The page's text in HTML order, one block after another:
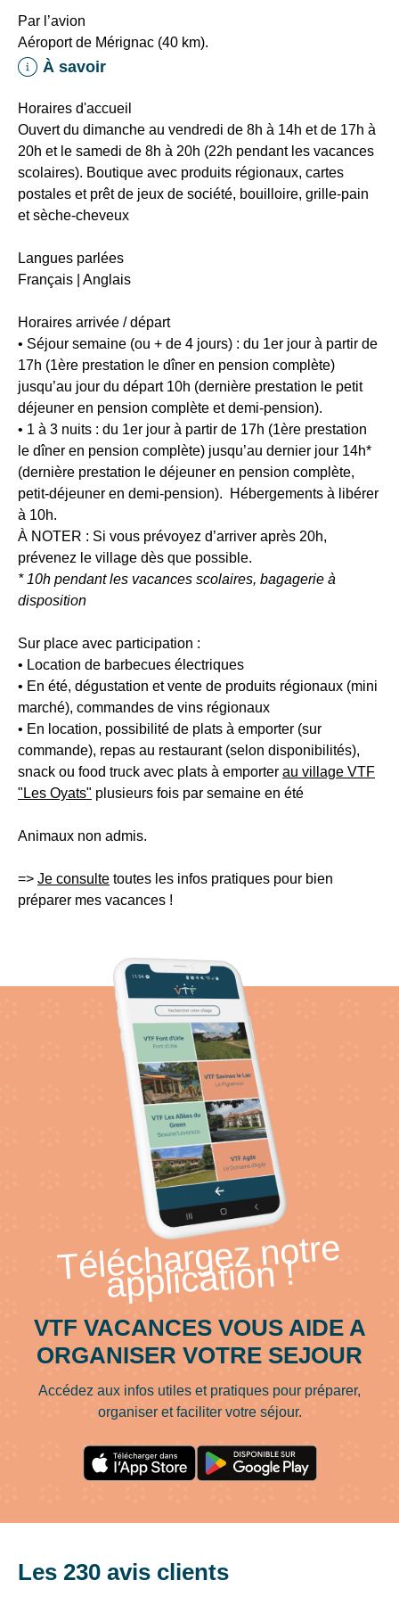
RECHERCHER
Une destination, un
Par l’avion
Aéroport de Mérignac (40 km).
À savoir
Horaires d'accueil
Ouvert du dimanche au vendredi de 8h à 14h et de 17h à
20h et le samedi de 8h à 20h (22h pendant les vacances
scolaires). Boutique avec produits régionaux, cartes
postales et prêt de jeux de société, bouilloire, grille-pain
et sèche-cheveux
Langues parlées
Français | Anglais
Horaires arrivée / départ
• Séjour semaine (ou + de 4 jours) : du 1er jour à partir de
17h (1ère prestation le dîner en pension complète)
jusqu’au jour du départ 10h (dernière prestation le petit
déjeuner en pension complète et demi-pension).
• 1 à 3 nuits : du 1er jour à partir de 17h (1ère prestation
le dîner en pension complète) jusqu’au dernier jour 14h*
(dernière prestation le déjeuner en pension complète,
petit-déjeuner en demi-pension). Hébergements à libérer
à 10h.
À NOTER : Si vous prévoyez d’arriver après 20h,
prévenez le village dès que possible.
* 10h pendant les vacances scolaires, bagagerie à
disposition
Sur place avec participation :
• Location de barbecues électriques
• En été, dégustation et vente de produits régionaux (mini
marché), commandes de vins régionaux
• En location, possibilité de plats à emporter (sur
commande), repas au restaurant (selon disponibilités),
snack ou food truck avec plats à emporter au village VTF
"Les Oyats" plusieurs fois par semaine en été
Animaux non admis.
=> Je consulte toutes les infos pratiques pour bien
préparer mes vacances !
Téléchargez notre
application !
VTF VACANCES VOUS AIDE A
ORGANISER VOTRE SEJOUR
Accédez aux infos utiles et pratiques pour préparer,
organiser et faciliter votre séjour.
Les 230 avis clients